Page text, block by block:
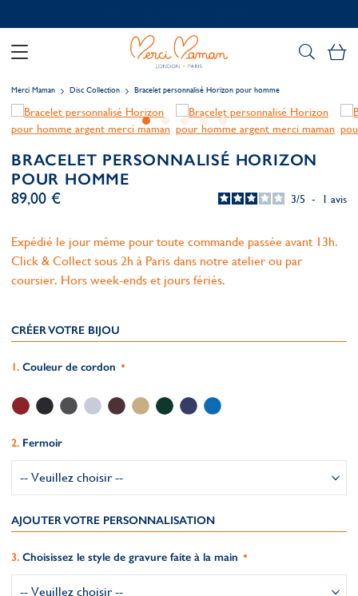
Merci Maman Disc Collection Bracelet personnalisé Horizon pour homme
BRACELET PERSONNALISÉ HORIZON
POUR HOMME
3/5 - 1 avis
89,00 €
Expédié le jour même pour toute commande passée avant 13h.
Click & Collect sous 2h à Paris dans notre atelier ou par
coursier. Hors week-ends et jours fériés.
CRÉER VOTRE BIJOU
Couleur de cordon
Fermoir
AJOUTER VOTRE PERSONNALISATION
Choisissez le style de gravure faite à la main